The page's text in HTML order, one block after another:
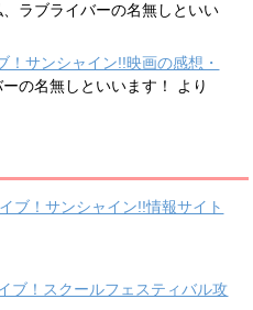
、ラブライバーの名無しといい
！サンシャイン!!映画の感想・
の名無しといいます！ より
！サンシャイン!!情報サイト
ブ！スクールフェスティバル攻